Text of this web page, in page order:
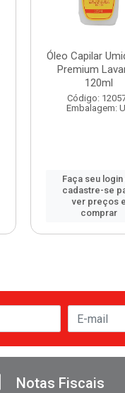
Óleo Capilar
Premium
120ml
Código:
Embalagem:
Faça seu login
cadastre-se
ver preços e
comprar
Notas Fiscais